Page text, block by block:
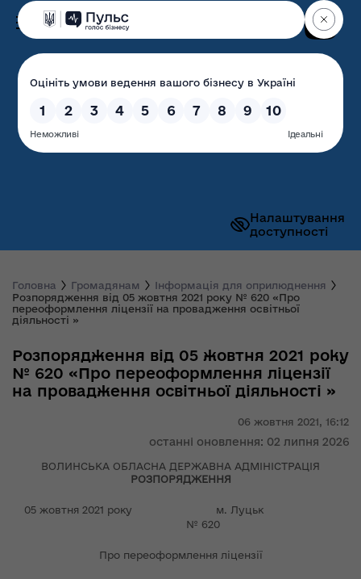
Налаштування
доступності
Волинська обласна
державна адміністрація
Головна Громадянам
Інформація для оприлюднення
Розпорядження від 05 жовтня 2021 року № 620 «Про
переоформлення ліцензії на провадження освітньої
діяльності »
06 жовтня 2021, 16:12
останні оновлення: 02 липня 2026
Розпорядження від 05 жовтня 2021 року
№ 620 «Про переоформлення ліцензії
на провадження освітньої діяльності »
ВОЛИНСЬКА ОБЛАСНА ДЕРЖАВНА АДМІНІСТРАЦІЯ
РОЗПОРЯДЖЕННЯ
05 жовтня 2021 року м. Луцьк
№ 620
Про переоформлення ліцензії